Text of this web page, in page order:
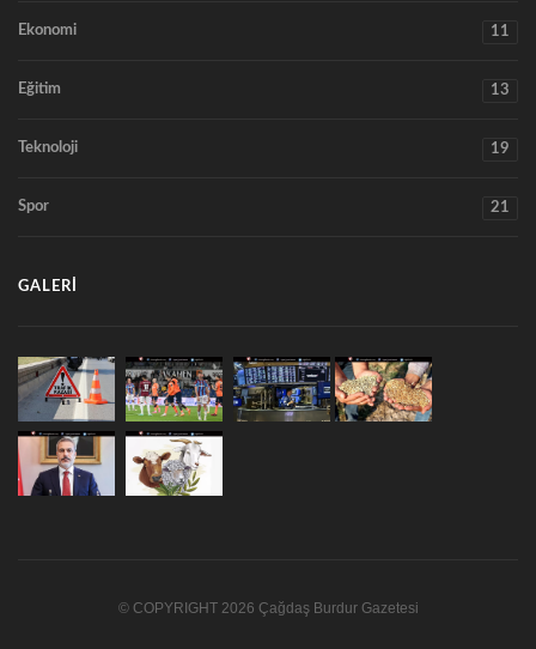
Ekonomi 11
Eğitim 13
Teknoloji 19
Spor 21
GALERI
© COPYRIGHT 2026 Çağdaş Burdur Gazetesi